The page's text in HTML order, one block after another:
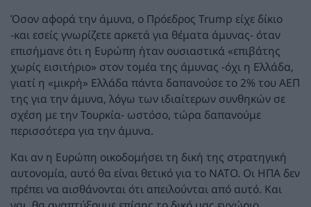
Όσον αφορά την άμυνα, ο Πρόεδρος Trump είχε δίκιο
-και εσείς γνωρίζετε αρκετά για θέματα άμυνας- όταν
επισήμανε ότι η Ευρώπη ήταν ουσιαστικά «επιβάτης
χωρίς εισιτήριο» στον τομέα της άμυνας -όχι η Ελλάδα,
γιατί η «μικρή» Ελλάδα πάντα δαπανούσε το 2% του ΑΕΠ
της για την άμυνα, λόγω των ιδιαίτερων συνθηκών σε
σχέση με την Τουρκία- ωστόσο, τώρα δαπανούμε
περισσότερα για την άμυνα.
Και αν η Ευρώπη οικοδομήσει τη δική της στρατηγική
αυτονομία, αυτό θα είναι θετικό για το ΝΑΤΟ. Οι ΗΠΑ δεν
πρέπει να αισθάνονται ότι απειλούνται από αυτό. Και